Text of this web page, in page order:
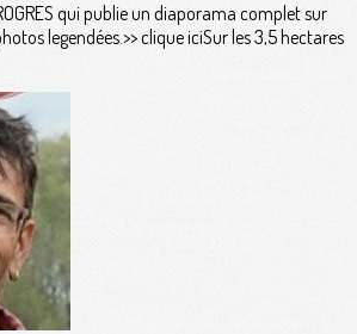
qui publie un diaporama complet sur
legendées.>> clique iciSur les 3,5 hectares